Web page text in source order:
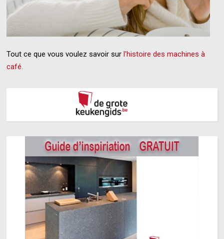
Tout ce que vous voulez savoir surl'histoire des machines à
café.